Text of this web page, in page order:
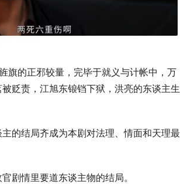
旗的正邪较量，完毕于就义与计帐中，万
贬责，江旭东锒铛下狱，洪亮的东谈主生
的结局齐成为本剧对法理、情面和天理最
剧情里要道东谈主物的结局。